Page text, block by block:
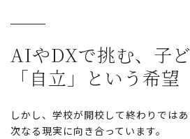
AIやDXで挑む、 子
「自立」という希望
しかし、学校が開校して終わりでは
次なる現実に向き合っています。